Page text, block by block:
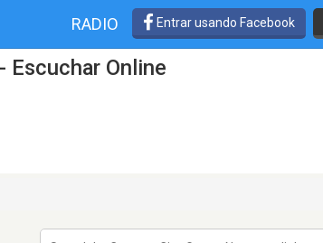
RADIO Entrar usando Facebook
Escuchar Online